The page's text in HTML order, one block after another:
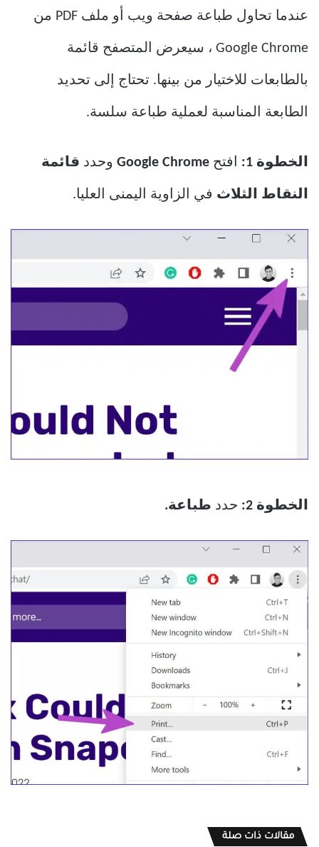
عندما تحاول طباعة صفحة ويب أو ملف PDF من
Google Chrome ، سيعرض المتصفح قائمة
بالطابعات للاختيار من بينها. تحتاج إلى تحديد
الطابعة المناسبة لعملية طباعة سلسة.
الخطوة 1: افتح Google Chrome وحدد قائمة
النقاط الثلاث في الزاوية اليمنى العليا.
الخطوة 2: حدد طباعة.
مقالات ذات صلة